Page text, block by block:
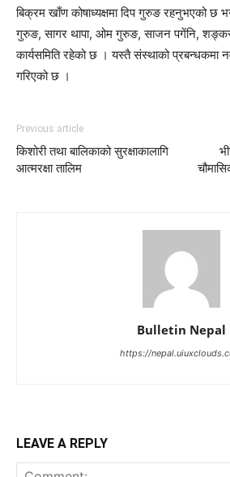
बिक्रम खाँण कोषाध्यक्षमा दिप गुरुङ रहनुभएको छ
गुरुङ, सागर थापा, ओम गुरुङ, साजन पगेंनि, शङ्कर
कार्यसमिति रहेको छ । यस्तै संस्थाको प्रबन्धकमा
गरिएको छ ।
Previous article
किशोरी तथा बालिकाको सुरक्षाकालागि
आत्मरक्षा तालिम
Bulletin Nepal
https://
LEAVE A REPLY